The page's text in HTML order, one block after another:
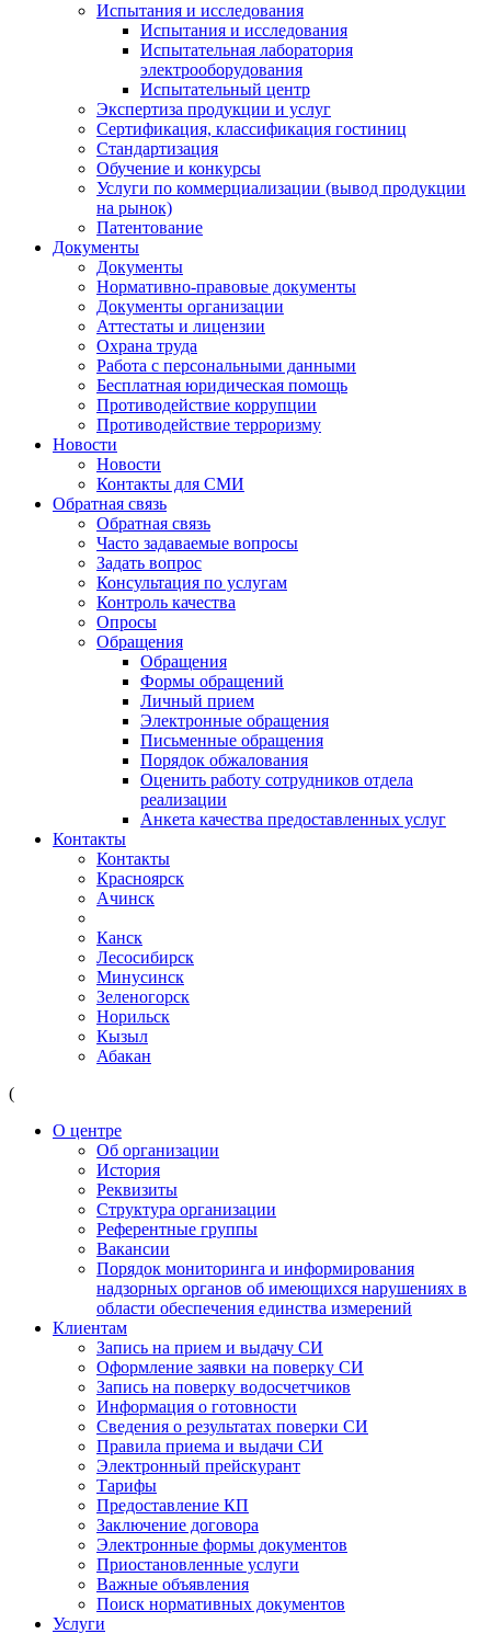
Испытания и исследования
Испытания и исследования
Испытательная лаборатория
электрооборудования
Испытательный центр
Экспертиза продукции и услуг
Сертификация, классификация гостиниц
Стандартизация
Обучение и конкурсы
Услуги по коммерциализации (вывод продукции
на рынок)
Патентование
Документы
Документы
Нормативно-правовые документы
Документы организации
Аттестаты и лицензии
Охрана труда
Работа с персональными данными
Бесплатная юридическая помощь
Противодействие коррупции
Противодействие терроризму
Новости
Новости
Контакты для СМИ
Обратная связь
Обратная связь
Часто задаваемые вопросы
Задать вопрос
Консультация по услугам
Контроль качества
Опросы
Обращения
Обращения
Формы обращений
Личный прием
Электронные обращения
Письменные обращения
Порядок обжалования
Оценить работу сотрудников отдела
реализации
Анкета качества предоставленных услуг
Контакты
Контакты
Красноярск
Ачинск
Канск
Лесосибирск
Минусинск
Зеленогорск
Норильск
Кызыл
Абакан
(
О центре
Об организации
История
Реквизиты
Структура организации
Референтные группы
Вакансии
Порядок мониторинга и информирования
надзорных органов об имеющихся нарушениях в
области обеспечения единства измерений
Клиентам
Запись на прием и выдачу СИ
Оформление заявки на поверку СИ
Запись на поверку водосчетчиков
Информация о готовности
Сведения о результатах поверки СИ
Правила приема и выдачи СИ
Электронный прейскурант
Тарифы
Предоставление КП
Заключение договора
Электронные формы документов
Приостановленные услуги
Важные объявления
Поиск нормативных документов
Услуги